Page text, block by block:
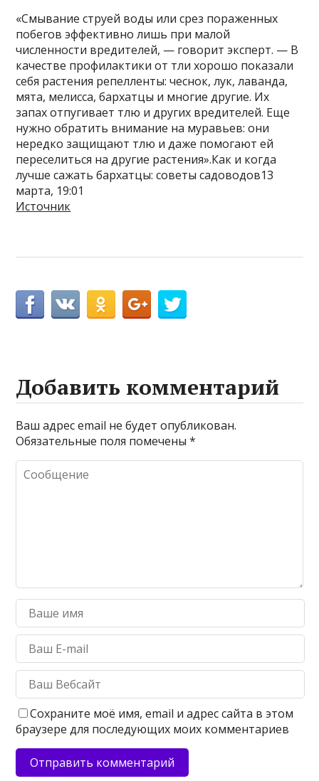
«Смывание струей воды или срез пораженных
побегов эффективно лишь при малой
численности вредителей, — говорит эксперт. — В
качестве профилактики от тли хорошо показали
себя растения репелленты: чеснок, лук, лаванда,
мята, мелисса, бархатцы и многие другие. Их
запах отпугивает тлю и других вредителей. Еще
нужно обратить внимание на муравьев: они
нередко защищают тлю и даже помогают ей
переселиться на другие растения».Как и когда
лучше сажать бархатцы: советы садоводов13
марта, 19:01
Источник
Добавить комментарий
Ваш адрес email не будет опубликован.
Обязательные поля помечены*
Сохраните моё имя, email и адрес сайта в этом
браузере для последующих моих комментариев